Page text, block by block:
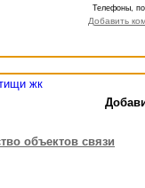
Телефоны,
Добавить
жк
объектов связи